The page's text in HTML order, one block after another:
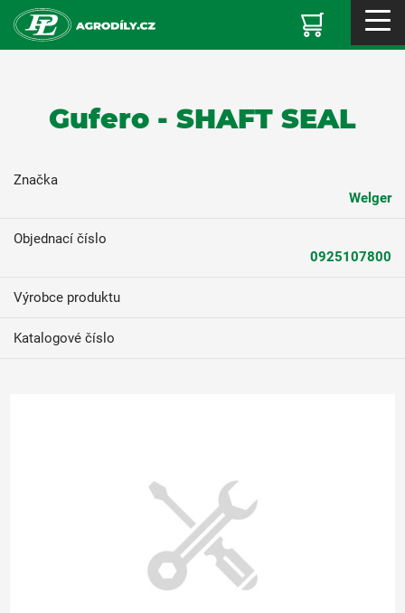
Gufero - SHAFT SEAL
Značka
Welger
Objednací číslo
0925107800
Výrobce produktu
Katalogové číslo